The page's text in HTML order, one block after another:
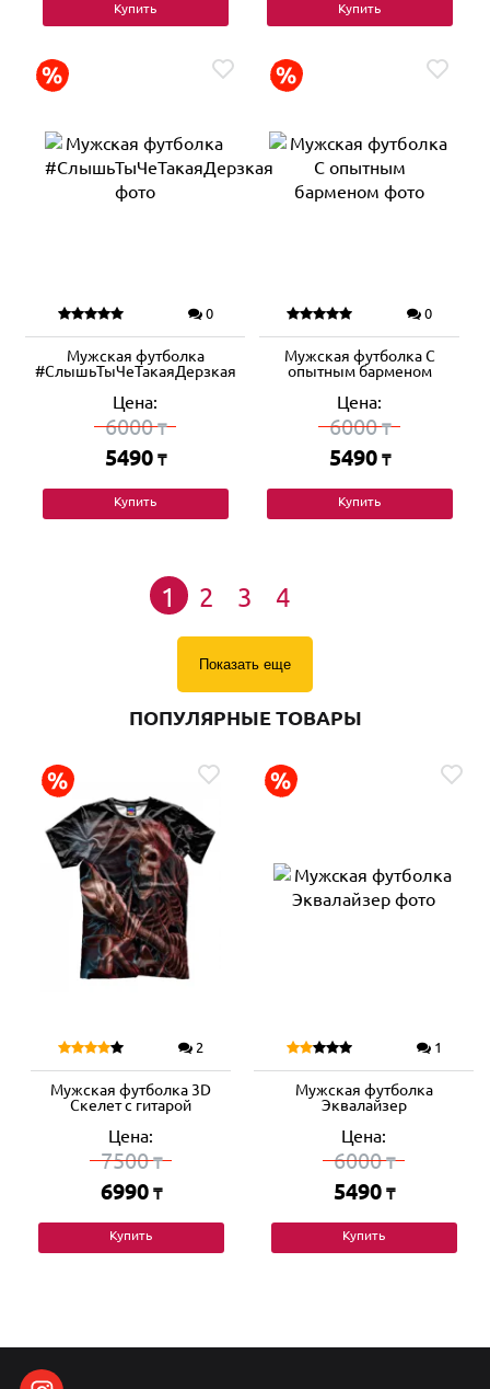
Купить Купить
0
Мужская футболка
#СлышьТыЧеТакаяДерзкая
Цена:
6000₸
5490 ₸
Купить
0
Мужская футболка С
опытным барменом
Цена:
6000₸
5490 ₸
Купить
1 2 3 4
Показать еще
ПОПУЛЯРНЫЕ ТОВАРЫ
2
Мужская футболка 3D
Скелет с гитарой
Цена:
7500₸
6990 ₸
Купить
1
Мужская футболка
Эквалайзер
Цена:
6000₸
5490 ₸
Купить